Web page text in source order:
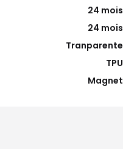
24 mois
24 mois
Tranparente
TPU
Magnet